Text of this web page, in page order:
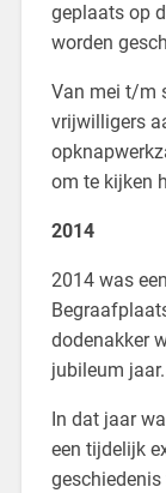
geplaats op
worden
Van mei t/m
vrijwilligers
om te kijken
2014
2014 was
dodenakker
jubileum jaar.
In dat jaar
een tijdelijk
geschiedenis